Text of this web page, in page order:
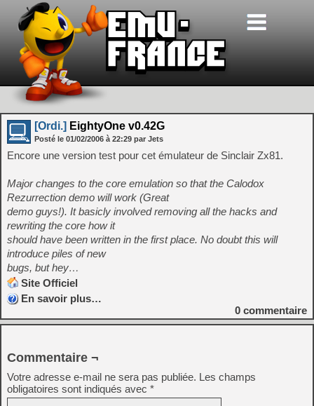
[Ordi.] EightyOne v0.42G
Posté le 01/02/2006 à 22:29 par Jets
Encore une version test pour cet émulateur de Sinclair Zx81.
Major changes to the core emulation so that the Calodox
Rezurrection demo will work (Great
demo guys!). It basicly involved removing all the hacks and
rewriting the core how it
should have been written in the first place. No doubt this will
introduce piles of new
bugs, but hey…
Site Officiel
En savoir plus…
0 commentaire
Commentaire ¬
Votre adresse e-mail ne sera pas publiée. Les champs
obligatoires sont indiqués avec *